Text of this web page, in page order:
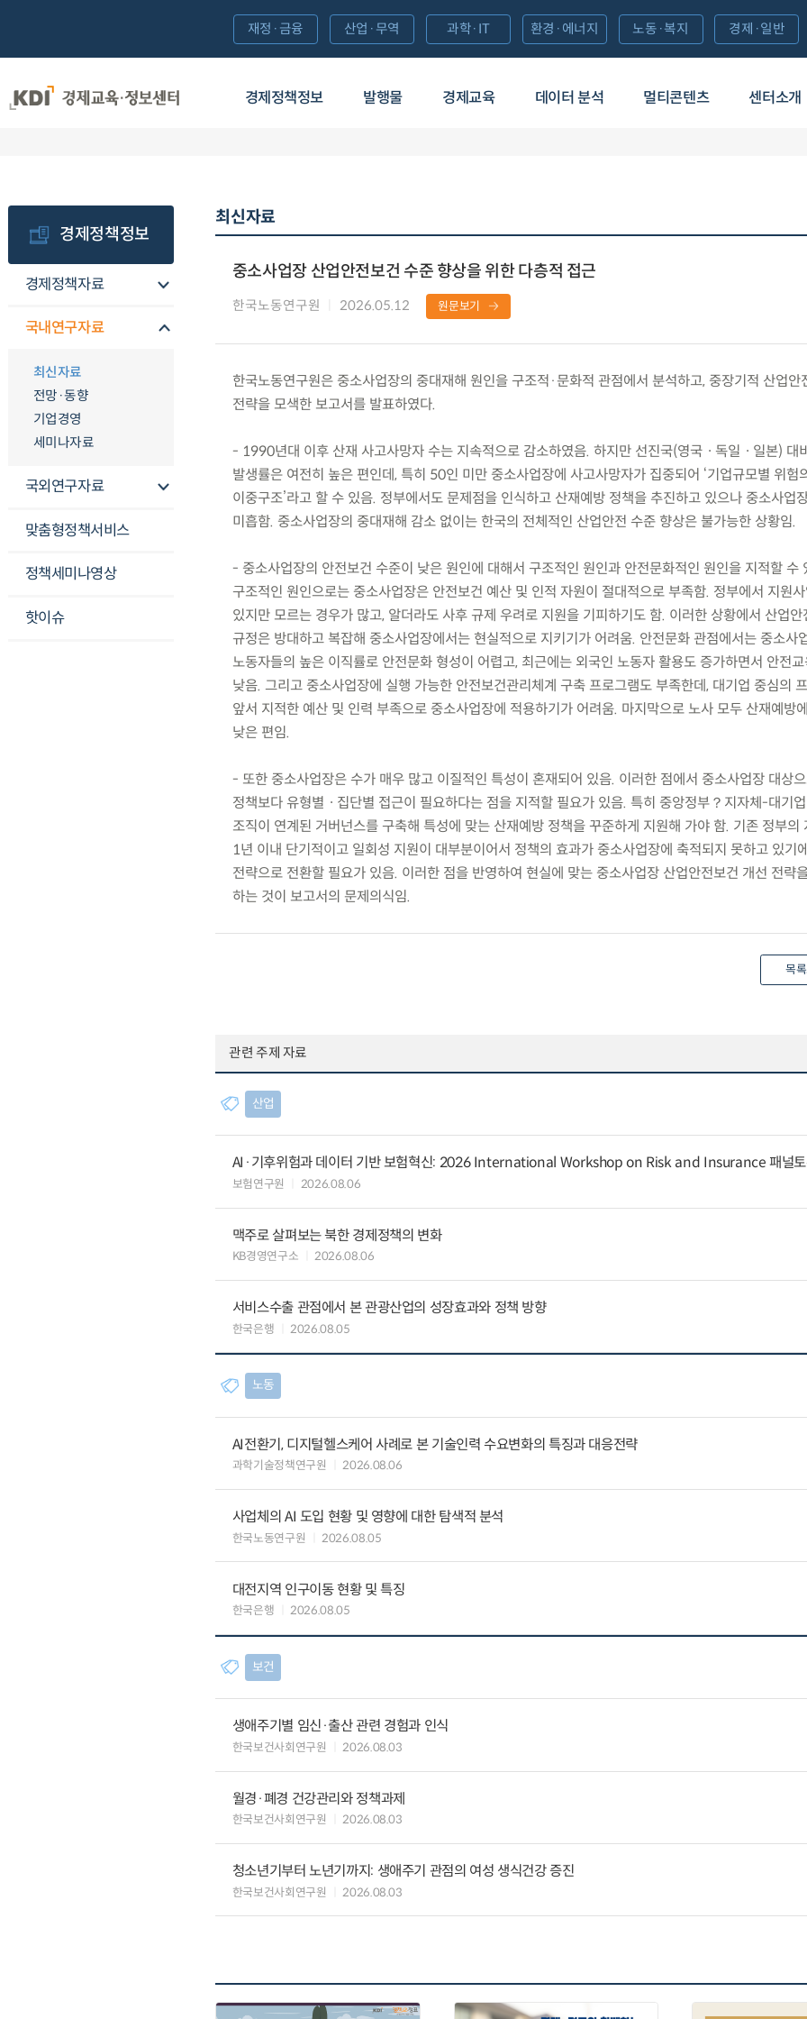
경제정책정보 발행물 경제교육 데이터 분석 멀티콘텐츠 센터소개
재정·금융 산업·무역 과학·IT 환경·에너지 노동·복지 경제·일반
경제정책정보
경제정책자료
국내연구자료
최신자료
전망·동향
기업경영
세미나자료
국외연구자료
맞춤형정책서비스
정책세미나영상
핫이슈
최신자료
중소사업장 산업안전보건 수준 향상을 위한 다층적 접근
한국노동연구원 2026.05.12 원문보기
한국노동연구원은 중소사업장의 중대재해 원인을 구조적·문화적 관점에서 분석하고, 중장기적 산업안
전략을 모색한 보고서를 발표하였다.
- 1990년대 이후 산재 사고사망자 수는 지속적으로 감소하였음. 하지만 선진국(영국ㆍ독일ㆍ일본) 대
발생률은 여전히 높은 편인데, 특히 50인 미만 중소사업장에 사고사망자가 집중되어 ‘기업규모별 위험
이중구조’라고 할 수 있음. 정부에서도 문제점을 인식하고 산재예방 정책을 추진하고 있으나 중소사업
미흡함. 중소사업장의 중대재해 감소 없이는 한국의 전체적인 산업안전 수준 향상은 불가능한 상황임.
- 중소사업장의 안전보건 수준이 낮은 원인에 대해서 구조적인 원인과 안전문화적인 원인을 지적할 수
구조적인 원인으로는 중소사업장은 안전보건 예산 및 인적 자원이 절대적으로 부족함. 정부에서 지원
있지만 모르는 경우가 많고, 알더라도 사후 규제 우려로 지원을 기피하기도 함. 이러한 상황에서 산업안
규정은 방대하고 복잡해 중소사업장에서는 현실적으로 지키기가 어려움. 안전문화 관점에서는 중소사
노동자들의 높은 이직률로 안전문화 형성이 어렵고, 최근에는 외국인 노동자 활용도 증가하면서 안전
낮음. 그리고 중소사업장에 실행 가능한 안전보건관리체계 구축 프로그램도 부족한데, 대기업 중심의
앞서 지적한 예산 및 인력 부족으로 중소사업장에 적용하기가 어려움. 마지막으로 노사 모두 산재예방
낮은 편임.
- 또한 중소사업장은 수가 매우 많고 이질적인 특성이 혼재되어 있음. 이러한 점에서 중소사업장 대상
정책보다 유형별ㆍ집단별 접근이 필요하다는 점을 지적할 필요가 있음. 특히 중앙정부？지자체-대기
조직이 연계된 거버넌스를 구축해 특성에 맞는 산재예방 정책을 꾸준하게 지원해 가야 함. 기존 정부의
1년 이내 단기적이고 일회성 지원이 대부분이어서 정책의 효과가 중소사업장에 축적되지 못하고 있기
전략으로 전환할 필요가 있음. 이러한 점을 반영하여 현실에 맞는 중소사업장 산업안전보건 개선 전략
하는 것이 보고서의 문제의식임.
목
관련 주제 자료
산업
AI·기후위험과 데이터 기반 보험혁신: 2026 International Workshop on Risk and Insurance 패널토
보험연구원 2026.08.06
맥주로 살펴보는 북한 경제정책의 변화
KB경영연구소 2026.08.06
서비스수출 관점에서 본 관광산업의 성장효과와 정책 방향
한국은행 2026.08.05
노동
AI전환기, 디지털헬스케어 사례로 본 기술인력 수요변화의 특징과 대응전략
과학기술정책연구원 2026.08.06
사업체의 AI 도입 현황 및 영향에 대한 탐색적 분석
한국노동연구원 2026.08.05
대전지역 인구이동 현황 및 특징
한국은행 2026.08.05
보건
생애주기별 임신·출산 관련 경험과 인식
한국보건사회연구원 2026.08.03
월경·폐경 건강관리와 정책과제
한국보건사회연구원 2026.08.03
청소년기부터 노년기까지: 생애주기 관점의 여성 생식건강 증진
한국보건사회연구원 2026.08.03